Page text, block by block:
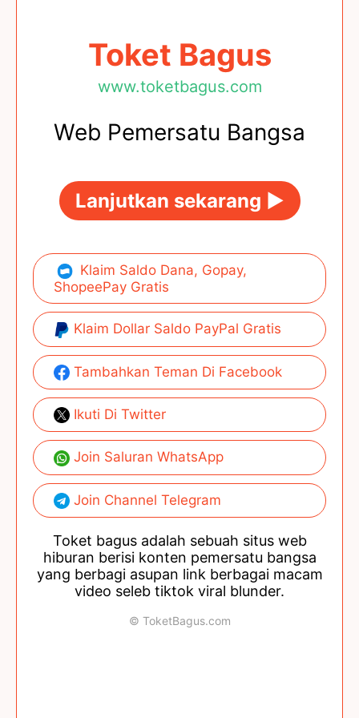
Toket Bagus
www.toketbagus.com
Web Pemersatu Bangsa
Lanjutkan sekarang ►
Klaim Saldo Dana, Gopay,
ShopeePay Gratis
Klaim Dollar Saldo PayPal Gratis
Tambahkan Teman Di Facebook
Ikuti Di Twitter
Join Saluran WhatsApp
Join Channel Telegram
Toket bagus adalah sebuah situs web
hiburan berisi konten pemersatu bangsa
yang berbagi asupan link berbagai macam
video seleb tiktok viral blunder.
© ToketBagus.com